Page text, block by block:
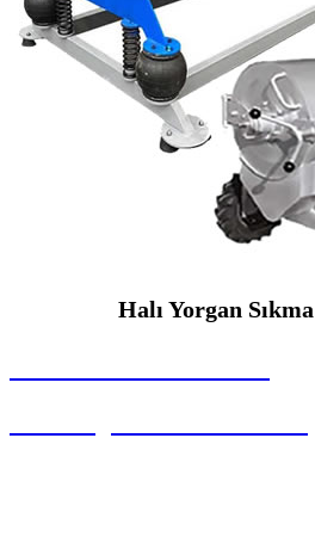
Halı Yorgan